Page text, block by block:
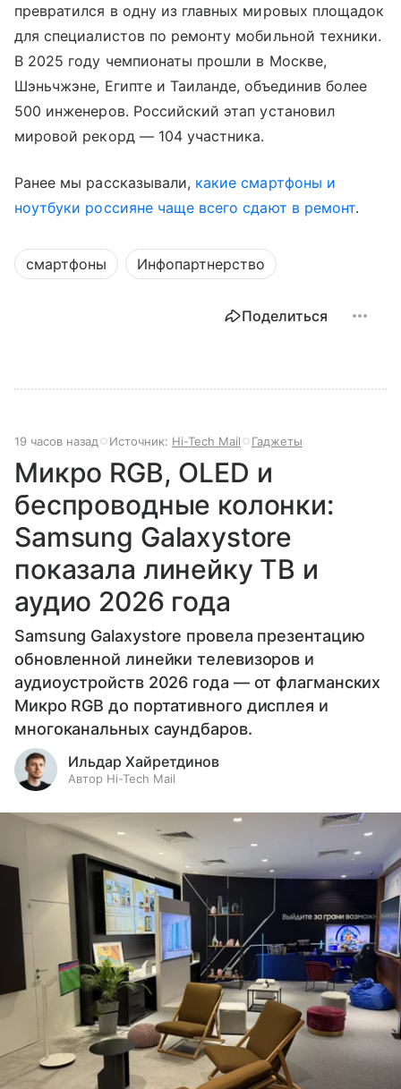
превратился в одну из главных мировых площадок
для специалистов по ремонту мобильной техники.
В 2025 году чемпионаты прошли в Москве,
Шэньчжэне, Египте и Таиланде, объединив более
500 инженеров. Российский этап установил
мировой рекорд — 104 участника.
Ранее мы рассказывали, какие смартфоны и
ноутбуки россияне чаще всего сдают в ремонт.
смартфоны Инфопартнерство
Поделиться
19 часов назад Источник: Hi-Tech Mail Гаджеты
Микро RGB, OLED и
беспроводные колонки:
Samsung Galaxystore
показала линейку ТВ и
аудио 2026 года
Samsung Galaxystore провела презентацию
обновленной линейки телевизоров и
аудиоустройств 2026 года — от флагманских
Микро RGB до портативного дисплея и
многоканальных саундбаров.
Ильдар Хайретдинов
Автор Hi-Tech Mail